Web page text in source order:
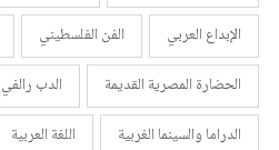
الإبداع العربي
الفن الفلسطيني
الحضارة المصرية القديمة
الدب رالفي
الدراما والسينما الغربية
اللغة العربية